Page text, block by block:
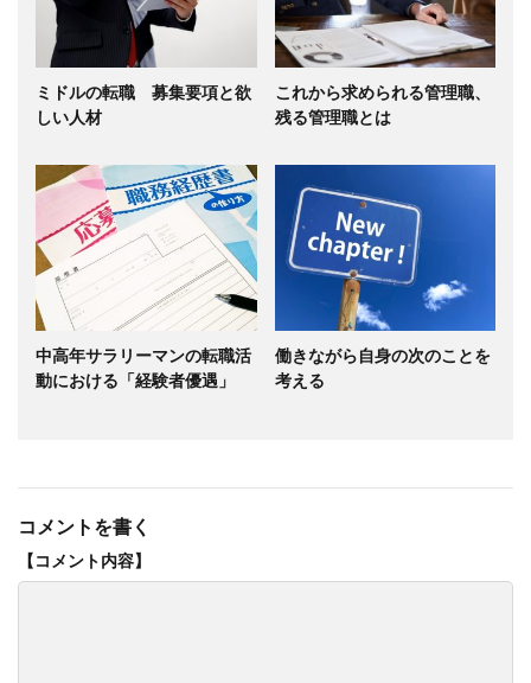
ミドルの転職 募集要項と欲
しい人材
これから求められる管理職、
残る管理職とは
中高年サラリーマンの転職活
動における「経験者優遇」
働きながら自身の次のことを
考える
コメントを書く